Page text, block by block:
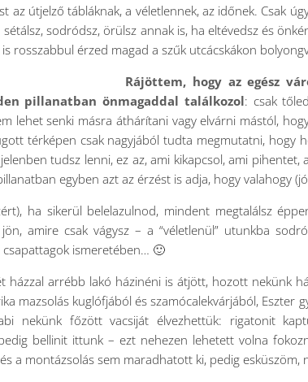
az útjelző tábláknak, a véletlennek, az időnek. Csak
sétálsz, sodródsz, örülsz annak is, ha eltévedsz és
rosszabbul érzed magad a szűk utcácskákon
Rájöttem, hogy az egész
pillanatban önmagaddal találkozol: csak
lehet senki másra áthárítani vagy elvárni mástól,
térképen csak nagyjából tudta megmutatni, hogy
tudsz lenni, ez az, ami kikapcsol, ami
egyben azt az érzést is adja, hogy valahogy
ha sikerül belelazulnod, mindent megtalálsz
amire csak vágysz – a “véletlenül” utunkba
ismeretében… 🙂
házzal arrébb lakó házinéni is átjött, hozott nekünk
mazsolás kuglófjából és szamócalekvárjából, Eszter
nekünk főzött vacsiját élvezhettük: rigatonit
bellinit ittunk – ezt nehezen lehetett volna
a montázsolás sem maradhatott ki, pedig